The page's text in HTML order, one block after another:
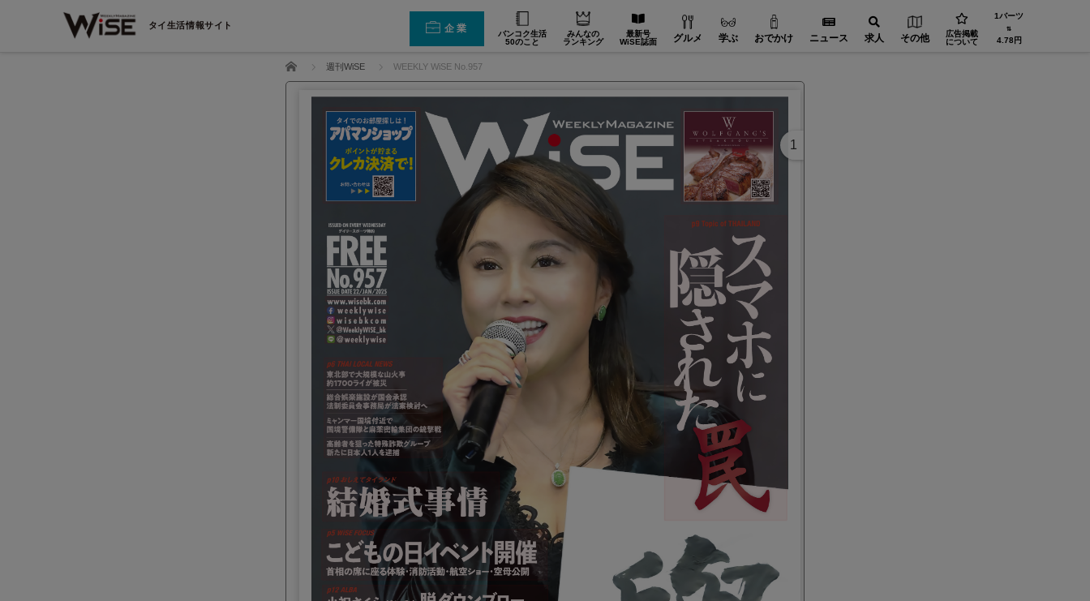
タイ生活情報サイト 企業
バンコク生活
50のこと
みんなの
ランキング
最新号
WiSE誌面
グルメ 学ぶ おでかけ ニュース 求人 その他
広告掲載
について
1バーツ
⇅
4.78円
ホーム 週刊WiSE WEEKLY WiSE No.957
1